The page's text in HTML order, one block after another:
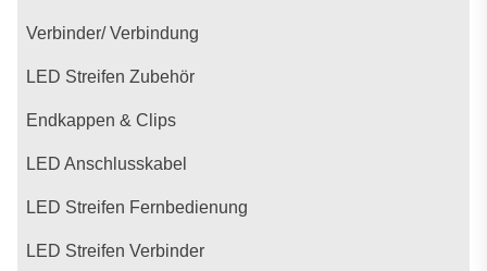
Verbinder/ Verbindung
LED Streifen Zubehör
Endkappen & Clips
LED Anschlusskabel
LED Streifen Fernbedienung
LED Streifen Verbinder